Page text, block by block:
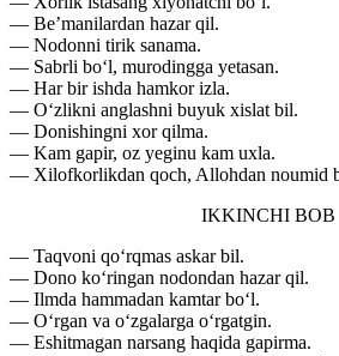
— Be’manilardan hazar qil.
— Nodonni tirik sanama.
— Sabrli bo‘l, murodingga yetasan.
— Har bir ishda hamkor izla.
— O‘zlikni anglashni buyuk xislat bil.
— Donishingni xor qilma.
— Kam gapir, oz yeginu kam uxla.
— Xilofkorlikdan qoch, Allohdan noumid
IKKINCHI BOB
— Taqvoni qo‘rqmas askar bil.
— Dono ko‘ringan nodondan hazar qil.
— Ilmda hammadan kamtar bo‘l.
— O‘rgan va o‘zgalarga o‘rgatgin.
— Eshitmagan narsang haqida gapirma.